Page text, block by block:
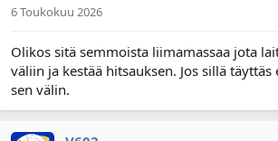
6 Toukokuu 2026
Olikos sitä semmoista liimamassaa jota
väliin ja kestää hitsauksen. Jos sillä täyttäs
sen välin.